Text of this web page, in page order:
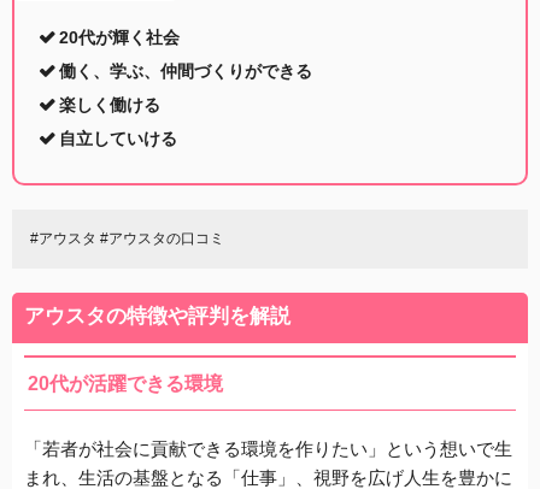
20代が輝く社会
働く、学ぶ、仲間づくりができる
楽しく働ける
自立していける
#アウスタ #アウスタの口コミ
アウスタの特徴や評判を解説
20代が活躍できる環境
「若者が社会に貢献できる環境を作りたい」という想いで生
まれ、生活の基盤となる「仕事」、視野を広げ人生を豊かに